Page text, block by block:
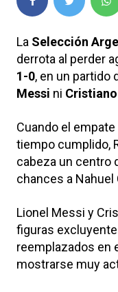
La Selección
derrota al perder
1-0, en un partido
Messi ni
Cuando el
tiempo cumplido,
cabeza un centro
chances a Nahuel
Lionel Messi y
figuras
reemplazados en
mostrarse muy